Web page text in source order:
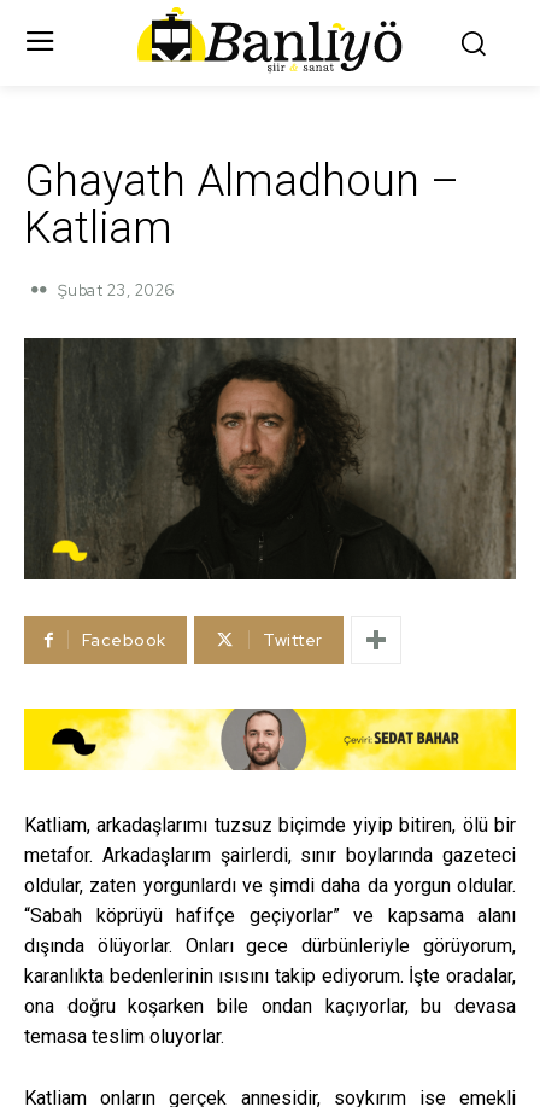
Ghayath Almadhoun –
Katliam
Şubat 23, 2026
Facebook Twitter
Katliam, arkadaşlarımı tuzsuz biçimde yiyip bitiren, ölü bir
metafor. Arkadaşlarım şairlerdi, sınır boylarında gazeteci
oldular, zaten yorgunlardı ve şimdi daha da yorgun oldular.
“Sabah köprüyü hafifçe geçiyorlar” ve kapsama alanı
dışında ölüyorlar. Onları gece dürbünleriyle görüyorum,
karanlıkta bedenlerinin ısısını takip ediyorum. İşte oradalar,
ona doğru koşarken bile ondan kaçıyorlar, bu devasa
temasa teslim oluyorlar.
Katliam onların gerçek annesidir, soykırım ise emekli